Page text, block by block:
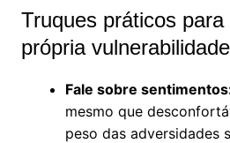
Truques práticos
própria vulnerabilidade
Fale sobre
mesmo que
peso das adversidades